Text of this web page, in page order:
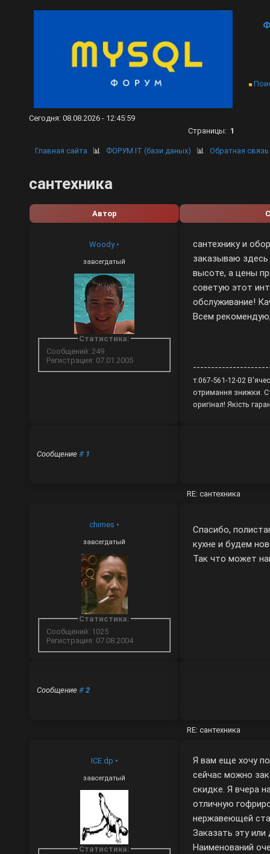
Сегодня: 08.08.2026 - 12:45:59
Страницы: 1
Главная сайта 📊 ФОРУМ IT (бази даных) 📊Обратная связь
сантехника
Автор
Woody •
завсегдатый
Статистика:
Сообщений: 249
Регистрация: 07.01.2005
сантехнику и
заказываю здесь
высоте, а цены
советую этот
обслуживание!
Всем
т.067-561-12-02
отримання знижки.
оригінал! Якість
Сообщение# 1
RE: сантехника
chimes •
завсегдатый
Статистика:
Сообщений: 1025
Регистрация: 07.08.2004
Спасибо,
кухне и будем
Так что может
Сообщение#2
RE: сантехника
ICE.dp •
завсегдатый
Статистика:
Я вам еще хочу
сейчас можно
скидке. Я вчера
отличную
нержавеющей
Заказать эту
Наименований